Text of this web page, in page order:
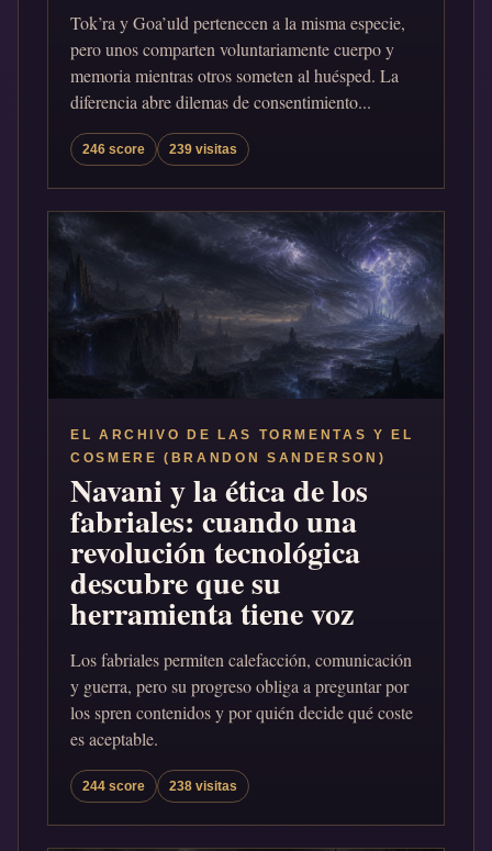
Tok’ra y Goa’uld pertenecen a la misma especie,
pero unos comparten voluntariamente cuerpo y
memoria mientras otros someten al huésped. La
diferencia abre dilemas de consentimiento...
246 score 239 visitas
EL ARCHIVO DE LAS TORMENTAS Y EL
COSMERE (BRANDON SANDERSON)
Navani y la ética de los
fabriales: cuando una
revolución tecnológica
descubre que su
herramienta tiene voz
Los fabriales permiten calefacción, comunicación
y guerra, pero su progreso obliga a preguntar por
los spren contenidos y por quién decide qué coste
es aceptable.
244 score 238 visitas